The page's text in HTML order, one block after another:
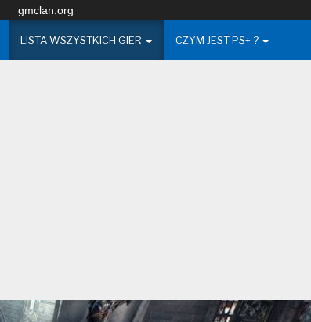
gmclan.org
LISTA WSZYSTKICH GIER CZYM JEST PS+ ?